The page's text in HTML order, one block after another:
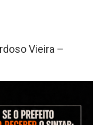
Vieira –